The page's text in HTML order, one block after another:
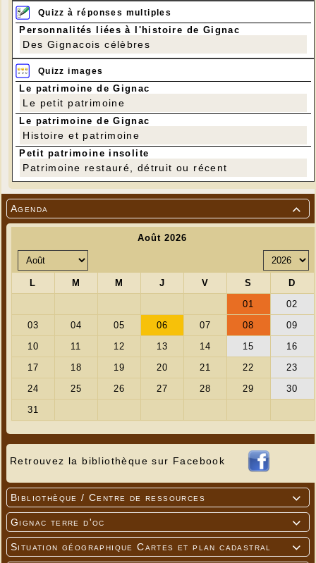

Agenda
Retrouvez la bibliothèque sur Facebook

Bibliothèque / Centre de ressources

Gignac terre d'oc

Situation géographique Cartes et plan cadastral
Quizz à réponses multiples
Personnalités liées à l'histoire de Gignac
Des Gignacois célèbres
Quizz images
Le patrimoine de Gignac
Le petit patrimoine
Le patrimoine de Gignac
Histoire et patrimoine
Petit patrimoine insolite
Patrimoine restauré, détruit ou récent